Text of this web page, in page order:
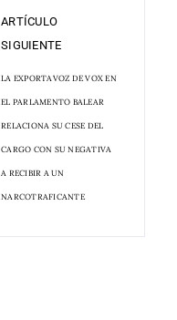
ARTÍCULO
SIGUIENTE
LA EXPORTAVOZ DE VOX EN
EL PARLAMENTO BALEAR
RELACIONA SU CESE DEL
CARGO CON SU NEGATIVA
A RECIBIR A UN
NARCOTRAFICANTE